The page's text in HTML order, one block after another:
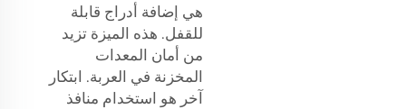
هي إضافة أدراج قابلة
للقفل. هذه الميزة تزيد
من أمان المعدات
المخزنة في العربة. ابتكار
آخر هو استخدام منافذ